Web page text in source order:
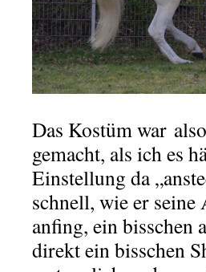
Das Kostüm war
gemacht, als ich es
Einstellung da
schnell, wie er
anfing, ein bisschen
direkt ein bisschen